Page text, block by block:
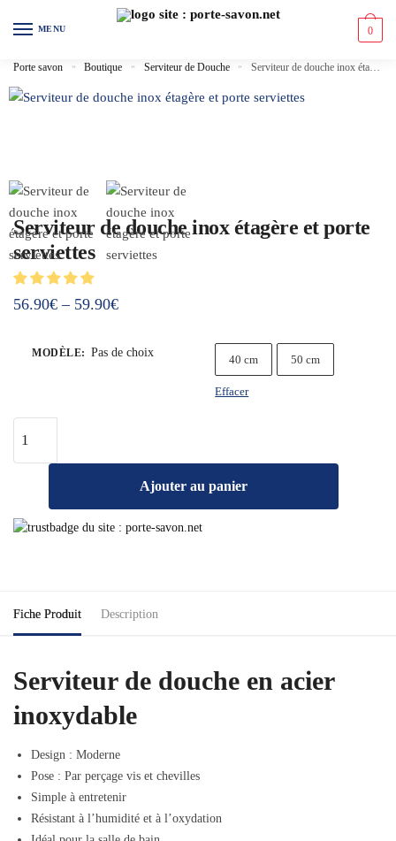
MENU 0
Porte savon » Boutique » Serviteur de Douche » Serviteur de douche inox étagère et porte serviettes
Serviteur de douche inox étagère et porte
serviettes
56.90€ – 59.90€
MODÈLE: Pas de choix
40 cm 50 cm
Effacer
Ajouter au panier
Fiche Produit Description
Serviteur de douche en acier
inoxydable
Design : Moderne
Pose : Par perçage vis et chevilles
Simple à entretenir
Résistant à l’humidité et à l’oxydation